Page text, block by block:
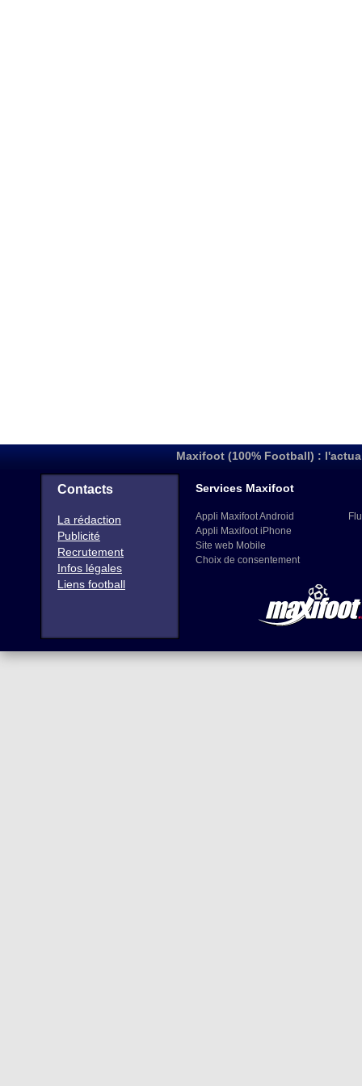
Maxifoot (100% Football) :
Contacts
La rédaction
Publicité
Recrutement
Infos légales
Liens football
Services Maxifoot
Appli Maxifoot Android
Appli Maxifoot iPhone
Site web Mobile
Choix de consentement